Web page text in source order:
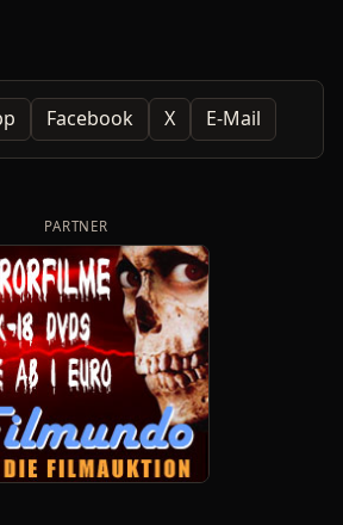
Facebook X E-Mail
PARTNER